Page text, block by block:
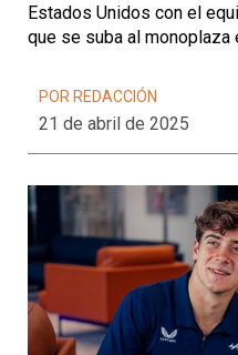
Estados Unidos con el
que se suba al monoplaza
POR REDACCIÓN
21 de abril de 2025